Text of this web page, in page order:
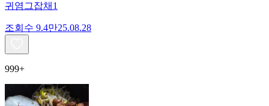
귀염그잡채1
조회수 9.4만25.08.28
999+